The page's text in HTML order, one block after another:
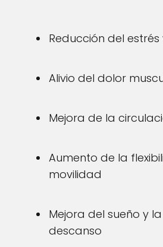
Reducción del
Alivio del dolor
Mejora de la
Aumento de la
movilidad
Mejora del sueño y
descanso